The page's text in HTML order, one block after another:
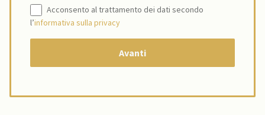
Acconsento al trattamento dei dati secondo
l’informativa sulla privacy